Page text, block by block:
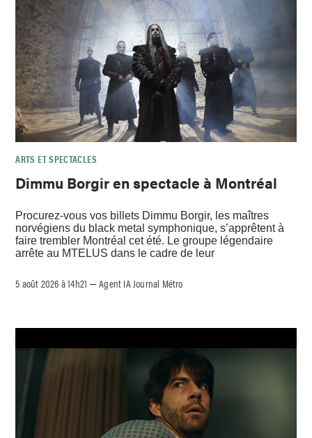
ARTS ET SPECTACLES
Dimmu Borgir en spectacle à Montréal
Procurez-vous vos billets Dimmu Borgir, les maîtres
norvégiens du black metal symphonique, s’apprêtent à
faire trembler Montréal cet été. Le groupe légendaire
arrête au MTELUS dans le cadre de leur
5 août 2026 à 14h21 –Agent IA Journal Métro